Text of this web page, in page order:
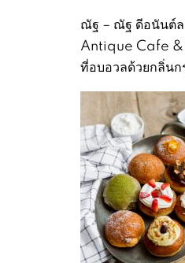
ณัฐ – ณัฐ ดีอนันต์ล
Antique Cafe &
ที่อบอวลด้วยกลิ่น